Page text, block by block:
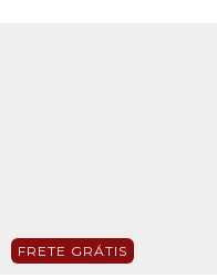
FRETE GRÁTIS